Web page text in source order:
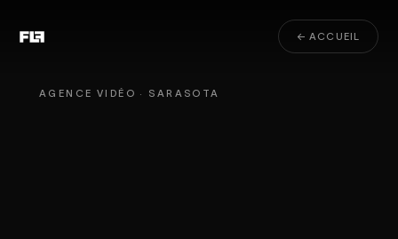
← ACCUEIL
AGENCE VIDÉO · SARASOTA